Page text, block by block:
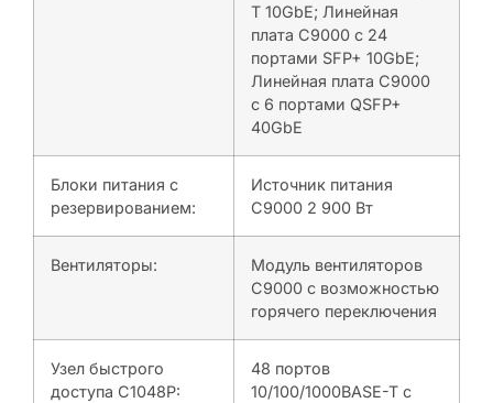
T 10GbE; Линейная
плата C9000 с 24
портами SFP+ 10GbE;
Линейная плата C9000
с 6 портами QSFP+
40GbE
Блоки питания с
резервированием:
Источник питания
C9000 2 900 Вт
Вентиляторы:
Модуль вентиляторов
C9000 с возможностью
горячего переключения
Узел быстрого
доступа C1048P:
48 портов
10/100/1000BASE-T с